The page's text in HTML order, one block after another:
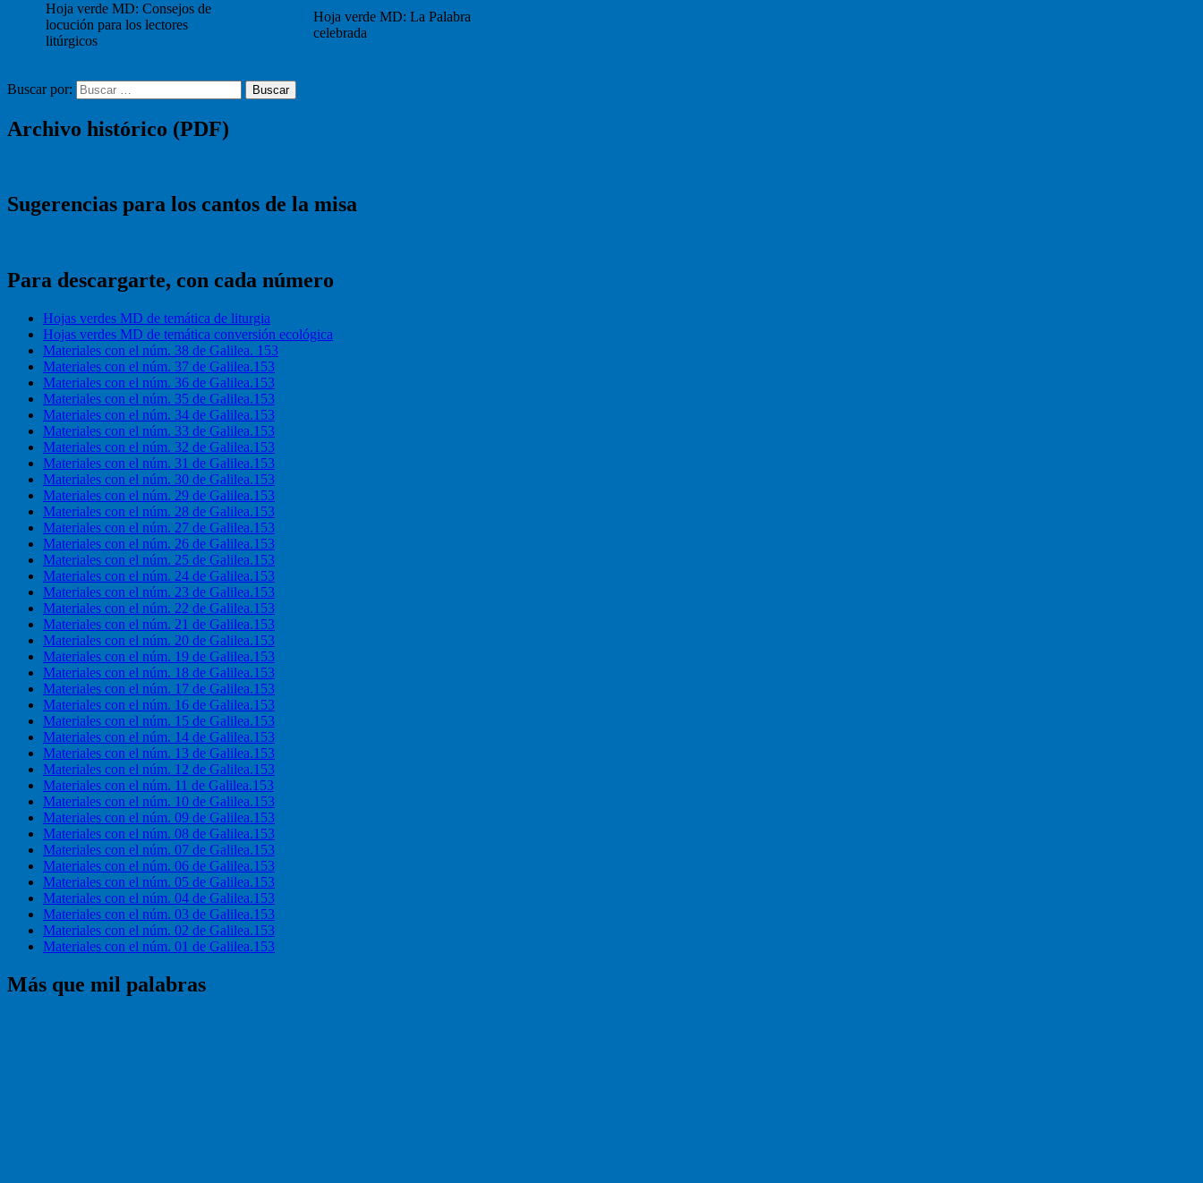
Hoja verde MD: Consejos de
locución para los lectores
litúrgicos
Hoja verde MD: La Palabra
celebrada
Buscar por: Buscar
Archivo histórico (PDF)
Sugerencias para los cantos de la misa
Para descargarte, con cada número
Hojas verdes MD de temática de liturgia
Hojas verdes MD de temática conversión ecológica
Materiales con el núm. 38 de Galilea. 153
Materiales con el núm. 37 de Galilea.153
Materiales con el núm. 36 de Galilea.153
Materiales con el núm. 35 de Galilea.153
Materiales con el núm. 34 de Galilea.153
Materiales con el núm. 33 de Galilea.153
Materiales con el núm. 32 de Galilea.153
Materiales con el núm. 31 de Galilea.153
Materiales con el núm. 30 de Galilea.153
Materiales con el núm. 29 de Galilea.153
Materiales con el núm. 28 de Galilea.153
Materiales con el núm. 27 de Galilea.153
Materiales con el núm. 26 de Galilea.153
Materiales con el núm. 25 de Galilea.153
Materiales con el núm. 24 de Galilea.153
Materiales con el núm. 23 de Galilea.153
Materiales con el núm. 22 de Galilea.153
Materiales con el núm. 21 de Galilea.153
Materiales con el núm. 20 de Galilea.153
Materiales con el núm. 19 de Galilea.153
Materiales con el núm. 18 de Galilea.153
Materiales con el núm. 17 de Galilea.153
Materiales con el núm. 16 de Galilea.153
Materiales con el núm. 15 de Galilea.153
Materiales con el núm. 14 de Galilea.153
Materiales con el núm. 13 de Galilea.153
Materiales con el núm. 12 de Galilea.153
Materiales con el núm. 11 de Galilea.153
Materiales con el núm. 10 de Galilea.153
Materiales con el núm. 09 de Galilea.153
Materiales con el núm. 08 de Galilea.153
Materiales con el núm. 07 de Galilea.153
Materiales con el núm. 06 de Galilea.153
Materiales con el núm. 05 de Galilea.153
Materiales con el núm. 04 de Galilea.153
Materiales con el núm. 03 de Galilea.153
Materiales con el núm. 02 de Galilea.153
Materiales con el núm. 01 de Galilea.153
Más que mil palabras